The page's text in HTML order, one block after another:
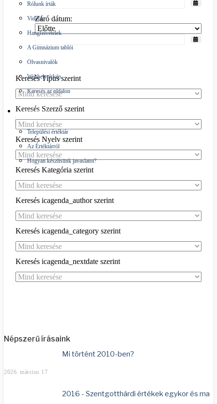
Rólunk írták
Videók
Hangfelvételek
A Gimnázium tablói
Olvasnivalók
Webhelytérkép
Keresés az oldalon
ÉRTÉKTÁR
Települési értéktár
Az Értéktárról
Hogyan készítsünk javaslatot?
Záró dátum:
Befejeződátum-operátor
Keresés Típus szerint
Keresés Szerző szerint
Keresés Nyelv szerint
Keresés Kategória szerint
Keresés icagenda_author szerint
Keresés icagenda_category szerint
Keresés icagenda_nextdate szerint
Népszerű írásaink
Mi történt 2010-ben?
2026. március 17
2016 - Szentgotthárdi értékek egykor és ma